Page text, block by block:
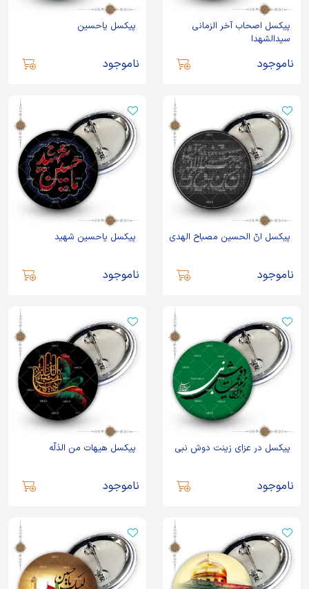
پیکسل اصحاب آخر الزمانی
سیدالشهدا
ناموجود
پیکسل یاحسین
ناموجود
پیکسل انّ الحسین مصباح الهدی
ناموجود
پیکسل یاحسین شهید
ناموجود
پیکسل در عزای زینت دوش نبی
ناموجود
پیکسل هیهات من الذلّه
ناموجود